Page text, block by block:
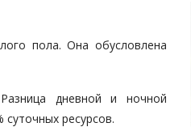
пола. Она обусловлена
дневной и ночной
ресурсов.